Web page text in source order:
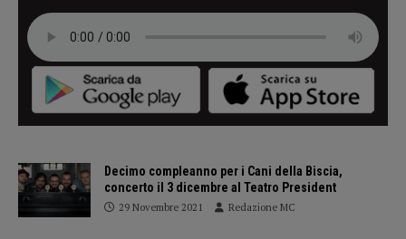
Decimo compleanno per i Cani della Biscia,
concerto il 3 dicembre al Teatro President
29 Novembre 2021 Redazione MC